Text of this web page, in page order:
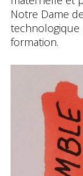
Notre Dame
formation.